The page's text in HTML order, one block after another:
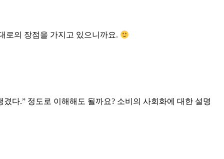
로의 장점을 가지고 있으니까요.
다.” 정도로 이해해도 될까요? 소비의 사회화에 대한 설명